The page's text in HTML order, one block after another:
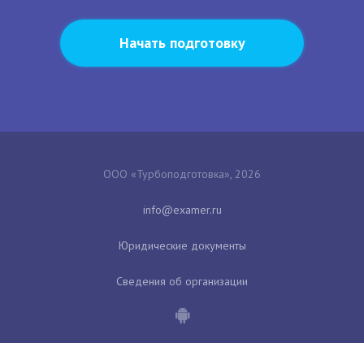
Начать подготовку
ООО «Турбоподготовка», 2026
Юридические документы
Сведения об организации